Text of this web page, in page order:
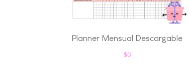
Planner Mensual Descargable
$0